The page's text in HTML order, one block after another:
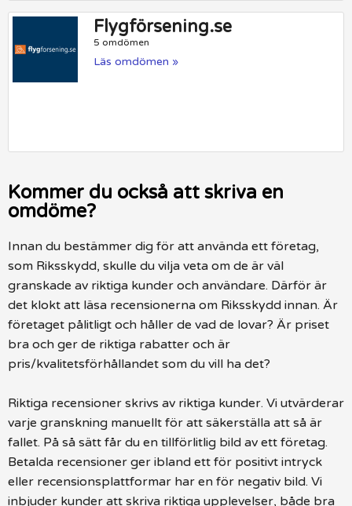
Flygförsening.se
5 omdömen
Läs omdömen »
Kommer du också att skriva en
omdöme?
Innan du bestämmer dig för att använda ett företag,
som Riksskydd, skulle du vilja veta om de är väl
granskade av riktiga kunder och användare. Därför är
det klokt att läsa recensionerna om Riksskydd innan. Är
företaget pålitligt och håller de vad de lovar? Är priset
bra och ger de riktiga rabatter och är
pris/kvalitetsförhållandet som du vill ha det?
Riktiga recensioner skrivs av riktiga kunder. Vi utvärderar
varje granskning manuellt för att säkerställa att så är
fallet. På så sätt får du en tillförlitlig bild av ett företag.
Betalda recensioner ger ibland ett för positivt intryck
eller recensionsplattformar har en för negativ bild. Vi
inbjuder kunder att skriva riktiga upplevelser, både bra